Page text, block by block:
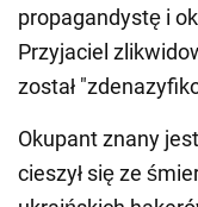
propagandystę i
Przyjaciel
został
Okupant znany
cieszył się ze